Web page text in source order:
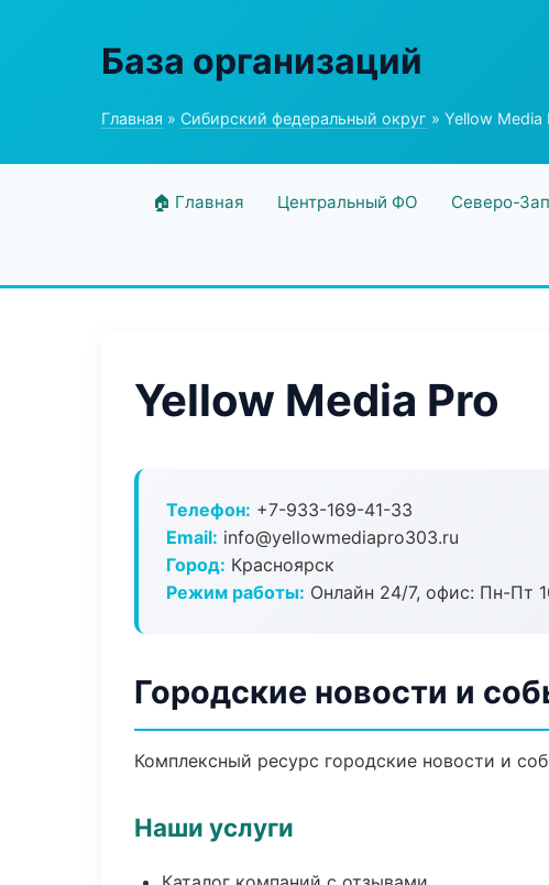
База организаций
Главная » Сибирский федеральный округ » Yellow Media
🏠 Главная Центральный ФО Северо-
Yellow Media Pro
Телефон: +7-933-169-41-33
Email: info@yellowmediapro303.ru
Город: Красноярск
Режим работы: Онлайн 24/7, офис: Пн-Пт
Городские новости и
Комплексный ресурс городские новости и
Наши услуги